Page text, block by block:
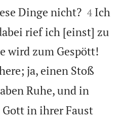
Dinge nicht?
4 Ich
rief ich [einst] zu
wird zum Gespött!
ja, einen Stoß
Ruhe, und in
in ihrer Faust